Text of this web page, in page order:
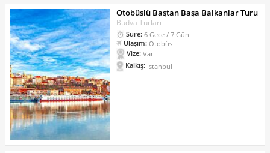
Otobüslü Baştan Başa Balkanlar Turu
Budva Turları
Süre: 6 Gece / 7 Gün
Ulaşım: Otobüs
Vize: Var
Kalkış: İstanbul